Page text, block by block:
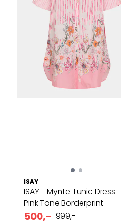
ISAY
ISAY - Mynte Tunic Dress -
Pink Tone Borderprint
500,- 999,-